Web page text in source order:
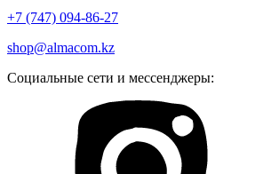
+7 (747) 094-86-27
shop@almacom.kz
Социальные сети и мессенджеры: